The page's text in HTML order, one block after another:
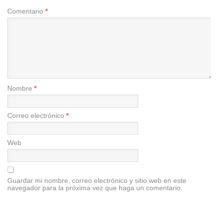
Comentario *
Nombre *
Correo electrónico *
Web
Guardar mi nombre, correo electrónico y sitio web en este
navegador para la próxima vez que haga un comentario.